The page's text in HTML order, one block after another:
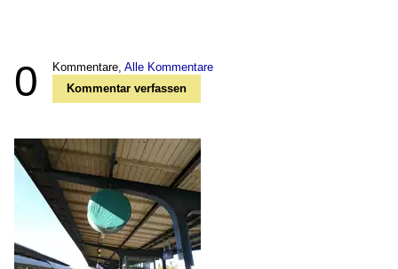
0 Kommentare, Alle Kommentare
Kommentar verfassen